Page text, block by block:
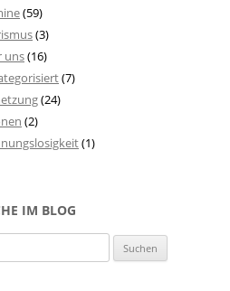
(59)
(3)
uns(16)
(7)
(24)
(2)
(1)
IM BLOG